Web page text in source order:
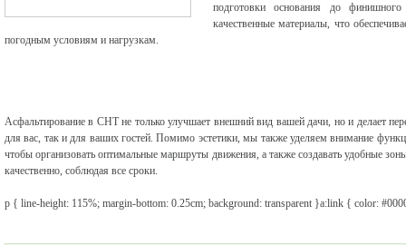
подготовки основания до
качественные материалы, что
погодным условиям и нагрузкам.
Асфальтирование в СНТ не только улучшает внешний вид вашей дачи, но и делает
для вас, так и для ваших гостей. Помимо эстетики, мы также уделяем внимание
чтобы организовать оптимальные маршруты движения, а также создавать удобные
качественно, соблюдая все сроки.
p { line-height: 115%; margin-bottom: 0.25cm; background: transparent }a:link { color: